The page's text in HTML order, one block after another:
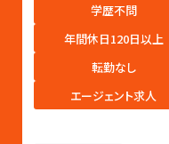
学歴不問
年間休日120日以上
転勤なし
エージェント求人